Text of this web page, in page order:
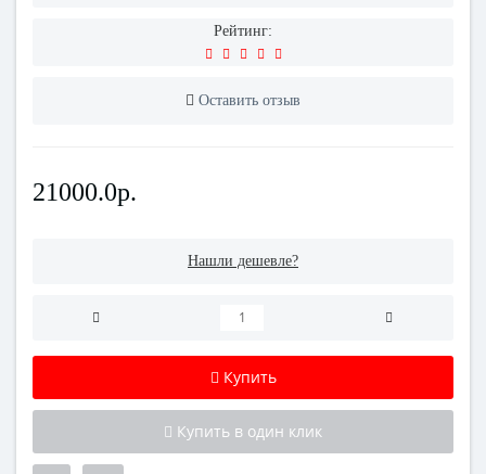
Рейтинг:
Оставить отзыв
21000.0р.
Нашли дешевле?
Купить
Купить в один клик